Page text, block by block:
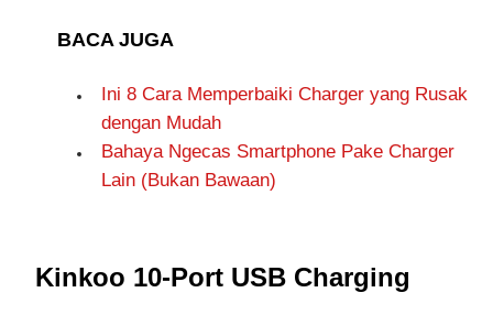
BACA JUGA
Ini 8 Cara Memperbaiki Charger yang Rusak
dengan Mudah
Bahaya Ngecas Smartphone Pake Charger
Lain (Bukan Bawaan)
Kinkoo 10-Port USB Charging